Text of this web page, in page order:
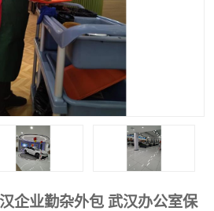
企业勤杂外包 武汉办公室保